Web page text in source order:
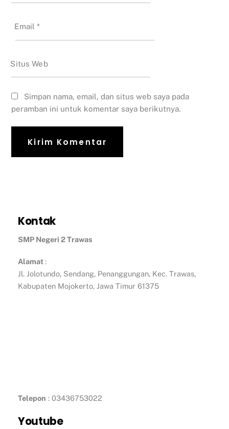
Email*
Situs Web
Simpan nama, email, dan situs web saya pada
peramban ini untuk komentar saya berikutnya.
Kontak
SMP Negeri 2 Trawas
Alamat:
Jl. Jolotundo, Sendang, Penanggungan, Kec. Trawas,
Kabupaten Mojokerto, Jawa Timur 61375
Telepon : 03436753022
Youtube